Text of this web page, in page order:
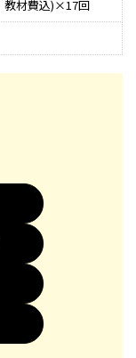
教材費込)×17回